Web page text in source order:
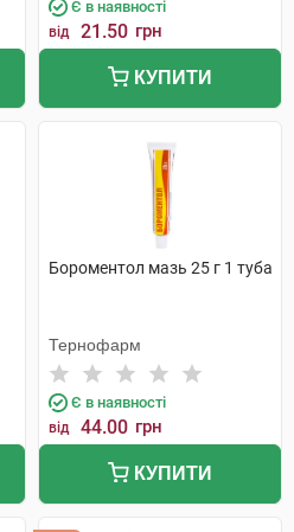
Є в наявності
від 21.50 грн
КУПИТИ
Бороментол мазь 25 г 1 туба
Тернофарм
Є в наявності
від 44.00 грн
КУПИТИ